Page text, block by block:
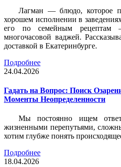
Лагман — блюдо, которое
хорошем исполнении в
его по семейным
многочасовой ваджей.
доставкой в Екатеринбурге.
Подробнее
24.04.2026
Гадать на Вопрос: Поиск
Моменты Неопределенности
Мы постоянно ищем
жизненными перепутьями,
хотим глубже понять
Подробнее
18.04.2026